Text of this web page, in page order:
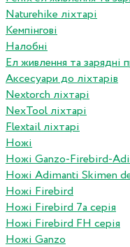
Naturehike ліхтарі
Кемпінгові
Налобні
Ел живлення та зарядні
Аксесуари до ліхтарів
Nextorch ліхтарі
NexTool ліхтарі
Flextail ліхтарі
Ножі
Ножі Ganzo-Firebird-
Ножі Adimanti Skimen
Ножі Firebird
Ножі Firebird 7а серія
Ножі Firebird FH серія
Ножі Ganzo